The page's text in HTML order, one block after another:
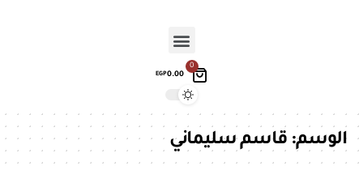
0
EGP0.00
الوسم:قاسم سليماني